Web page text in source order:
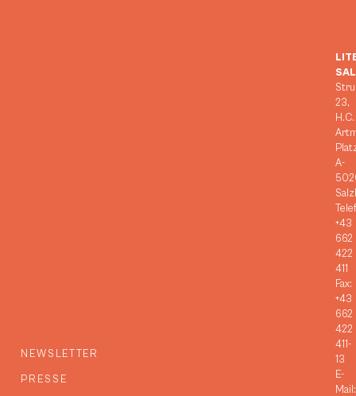
NEWSLETTER
PRESSE
23,
H.C.
A-
+43
662
422
411
Fax:
+43
662
422
411-
13
E-
Mail: